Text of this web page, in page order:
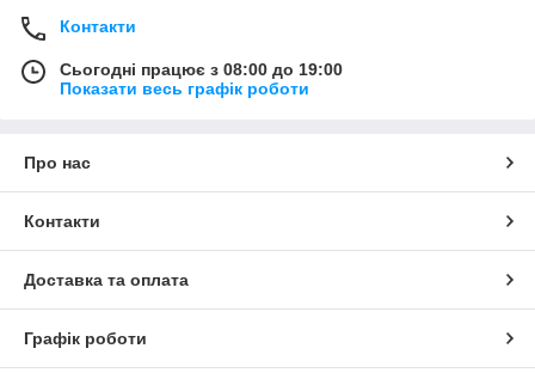
Контакти
Сьогодні працює з 08:00 до 19:00
Показати весь графік роботи
Про нас
Контакти
Доставка та оплата
Графік роботи